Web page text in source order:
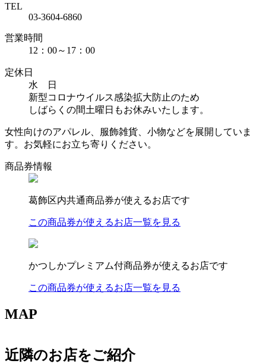
TEL
03-3604-6860
営業時間
12：00～17：00
定休日
水 日
新型コロナウイルス感染拡大防止のため
しばらくの間土曜日もお休みいたします。
女性向けのアパレル、服飾雑貨、小物などを展開していま
す。お気軽にお立ち寄りください。
商品券情報
葛飾区内共通商品券が使えるお店です
この商品券が使えるお店一覧を見る
かつしかプレミアム付商品券が使えるお店です
この商品券が使えるお店一覧を見る
MAP
近隣のお店をご紹介